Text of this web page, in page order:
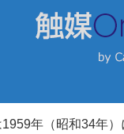
年（昭和34年